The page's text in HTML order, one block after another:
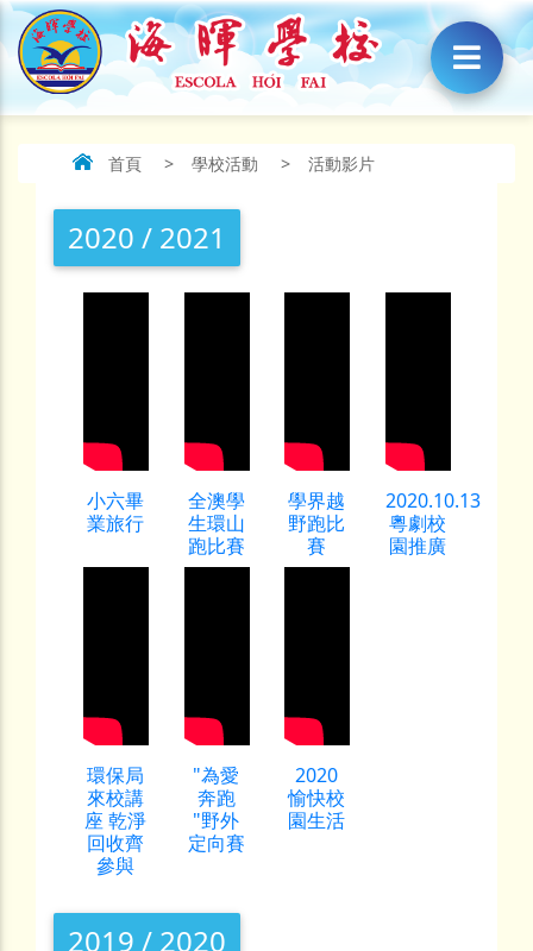
首頁 > 學校活動 > 活動影片
2020 / 2021
小六畢
業旅行
全澳學
生環山
跑比賽
學界越
野跑比
賽
2020.10.13
粵劇校
園推廣
環保局
來校講
座 乾淨
回收齊
參與
"為愛
奔跑
"野外
定向賽
2020
愉快校
園生活
2019 / 2020